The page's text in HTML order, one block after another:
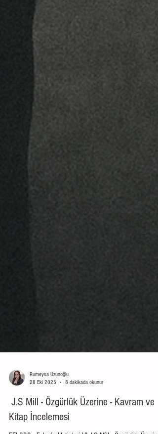
Rumeysa Uzunoğlu
28 Eki 2025
8 dakikada okunur